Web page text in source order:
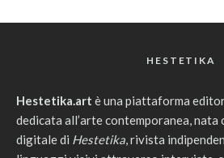
HESTETIKA
Hestetika.art è una piattaforma
dedicata all’arte contemporanea, nata
digitale di Hestetika, rivista